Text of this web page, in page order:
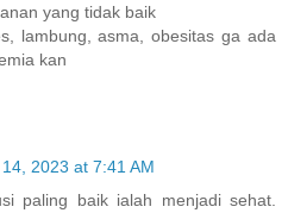
yang tidak baik
lambung, asma, obesitas ga ada
kan
2023 at 7:41 AM
paling baik ialah menjadi sehat.